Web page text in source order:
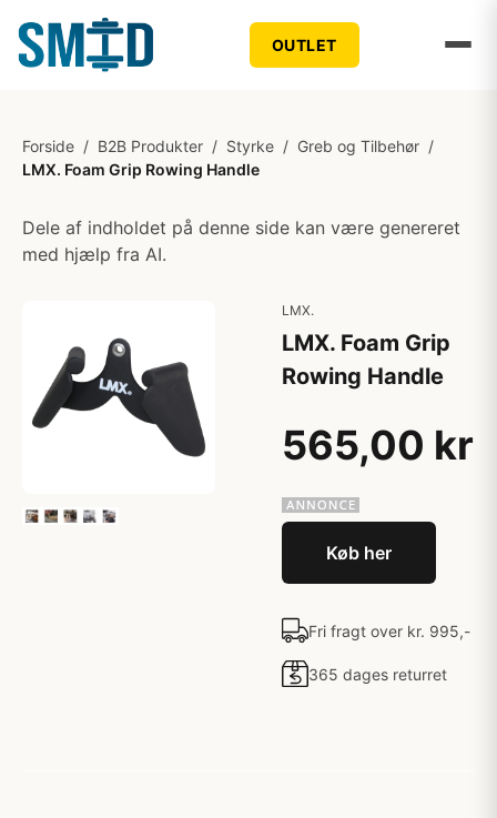
OUTLET
Forside / B2B Produkter / Styrke / Greb og Tilbehør /
LMX. Foam Grip Rowing Handle
Dele af indholdet på denne side kan være genereret
med hjælp fra AI.
LMX.
LMX. Foam Grip
Rowing Handle
565,00 kr
Køb her
Fri fragt over kr. 995,-
365 dages returret